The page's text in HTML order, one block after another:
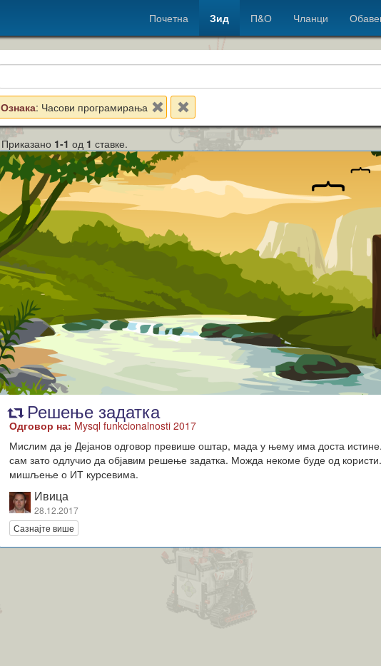
Почетна Зид П&О Чланци
Ознака: Часови програмирања
Приказано 1-1 од 1 ставке.
Решење задатка
Одговор на: Mysql funkcionalnosti 2017
Мислим да је Дејанов одговор превише оштар, мада у њему има доста
сам зато одлучио да објавим решење задатка. Можда некоме буде од користи.
мишљење о ИТ курсевима.
Ивица
28.12.2017
Сазнајте више